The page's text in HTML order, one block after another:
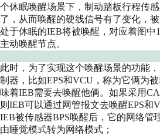
个休眠唤醒场景下，制动踏板行程传
了，从而唤醒的硬线信号有了变化，
处于休眠的IEB将被唤醒，对应着图中
主动唤醒节点。
此时，为了实现这个唤醒场景的功能
制器，比如EPS和VCU，称为它俩为
味着IEB需要去唤醒他俩。如果采用
则IEB可以通过网管报文去唤醒EPS和
IEB被传感器BPS唤醒后，它的网络管
由睡觉模式转为网络模式；